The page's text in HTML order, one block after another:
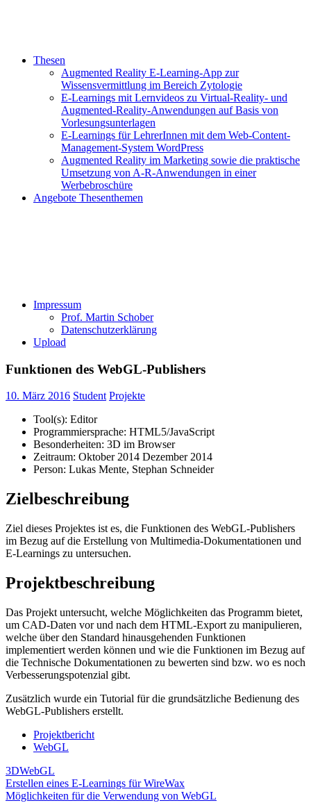
Thesen
Augmented Reality E-Learning-App zur
Wissensvermittlung im Bereich Zytologie
E-Learnings mit Lernvideos zu Virtual-Reality- und
Augmented-Reality-Anwendungen auf Basis von
Vorlesungsunterlagen
E-Learnings für LehrerInnen mit dem Web-Content-
Management-System WordPress
Augmented Reality im Marketing sowie die praktische
Umsetzung von A-R-Anwendungen in einer
Werbebroschüre
Angebote Thesenthemen
Impressum
Prof. Martin Schober
Datenschutzerklärung
Upload
Funktionen des WebGL-Publishers
10. März 2016 Student Projekte
Tool(s): Editor
Programmiersprache: HTML5/JavaScript
Besonderheiten: 3D im Browser
Zeitraum: Oktober 2014 Dezember 2014
Person: Lukas Mente, Stephan Schneider
Zielbeschreibung
Ziel dieses Projektes ist es, die Funktionen des WebGL-Publishers
im Bezug auf die Erstellung von Multimedia-Dokumentationen und
E-Learnings zu untersuchen.
Projektbeschreibung
Das Projekt untersucht, welche Möglichkeiten das Programm bietet,
um CAD-Daten vor und nach dem HTML-Export zu manipulieren,
welche über den Standard hinausgehenden Funktionen
implementiert werden können und wie die Funktionen im Bezug auf
die Technische Dokumentationen zu bewerten sind bzw. wo es noch
Verbesserungspotenzial gibt.
Zusätzlich wurde ein Tutorial für die grundsätzliche Bedienung des
WebGL-Publishers erstellt.
Projektbericht
WebGL
3DWebGL
Beitragsnavigation
Vorheriger
Beitrag:
Erstellen eines E-Learnings für WireWax
Nächster
Möglichkeiten für die Verwendung von WebGL